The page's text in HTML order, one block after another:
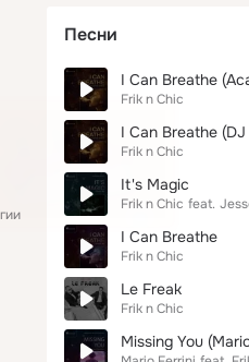
Песни
I Can Breathe
Frik n Chic
I Can Breathe
Frik n Chic
It's Magic
Frik n Chic feat.
I Can Breathe
Frik n Chic
Le Freak
Frik n Chic
Missing You